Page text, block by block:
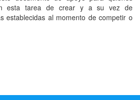
esta tarea de crear y a su vez de
establecidas al momento de competir o